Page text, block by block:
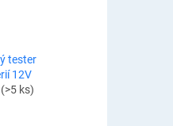
tester
12V
(>5 ks)